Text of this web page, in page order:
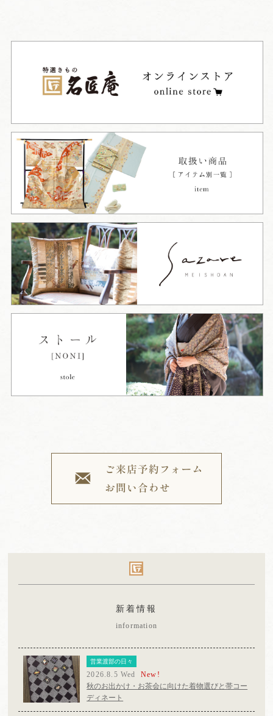
新着情報
information
営業渡部の日々
2026.8.5 Wed New!
秋のお出かけ・お茶会に向けた着物選びと帯コー
ディネート